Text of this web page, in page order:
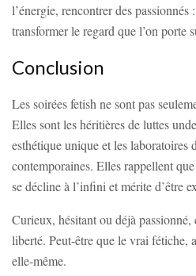
l’énergie, rencontrer des passionnés
transformer le regard que l’on porte
Conclusion
Les soirées fetish ne sont pas
Elles sont les héritières de luttes
esthétique unique et les laboratoires
contemporaines. Elles rappellent
se décline à l’infini et mérite d’être
Curieux, hésitant ou déjà
liberté. Peut-être que le vrai fétiche,
elle-même.